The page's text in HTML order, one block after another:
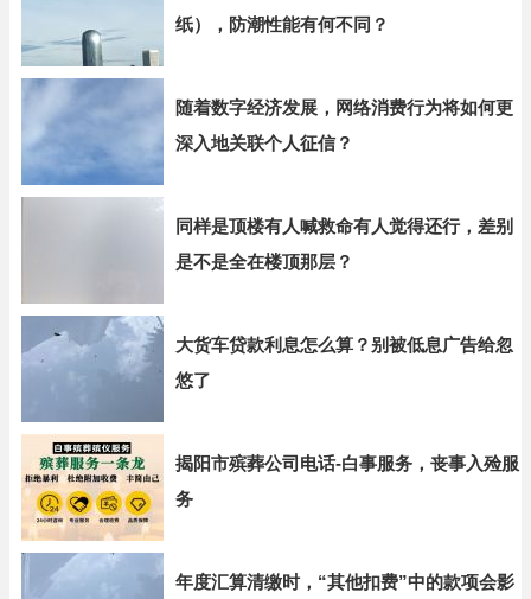
纸），防潮性能有何不同？
随着数字经济发展，网络消费行为将如何更
深入地关联个人征信？
同样是顶楼有人喊救命有人觉得还行，差别
是不是全在楼顶那层？
大货车贷款利息怎么算？别被低息广告给忽
悠了
揭阳市殡葬公司电话-白事服务，丧事入殓服
务
年度汇算清缴时，“其他扣费”中的款项会影